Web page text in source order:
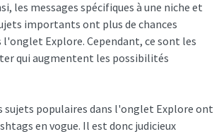
les messages spécifiques à une niche et
importants ont plus de chances
Explore. Cependant, ce sont les
qui augmentent les possibilités
sujets populaires dans l'onglet Explore ont
en vogue. Il est donc judicieux